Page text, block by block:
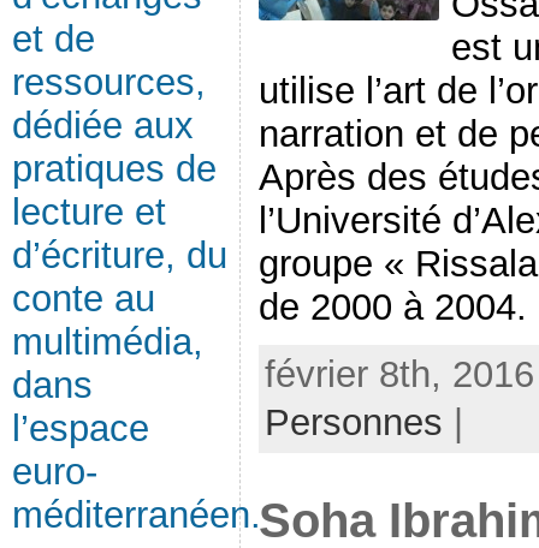
et de
ressources,
dédiée aux
pratiques de
lecture et
d’écriture, du
conte au
multimédia,
dans
l’espace
euro-
méditerranéen.
est
utilise l’art de
narration et de
Après des
l’Université
groupe «
de 2000 à
février 8th,
Personnes |
Soha